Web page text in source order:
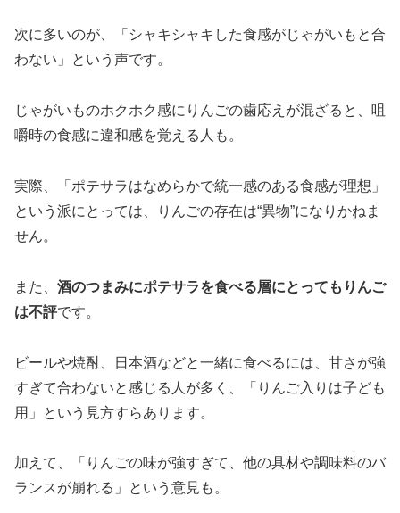
次に多いのが、「シャキシャキした食感がじゃがいもと合
わない」という声です。
じゃがいものホクホク感にりんごの歯応えが混ざると、咀
嚼時の食感に違和感を覚える人も。
実際、「ポテサラはなめらかで統一感のある食感が理想」
という派にとっては、りんごの存在は“異物”になりかねま
せん。
また、 酒のつまみにポテサラを食べる層にとってもりんご
は不評です。
ビールや焼酎、日本酒などと一緒に食べるには、甘さが強
すぎて合わないと感じる人が多く、「りんご入りは子ども
用」という見方すらあります。
加えて、「りんごの味が強すぎて、他の具材や調味料のバ
ランスが崩れる」という意見も。